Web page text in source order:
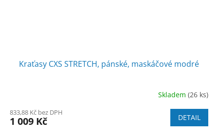
Kraťasy CXS STRETCH, pánské, maskáčové modré
Skladem (26 ks)
833,88 Kč bez DPH
1 009 Kč DETAIL